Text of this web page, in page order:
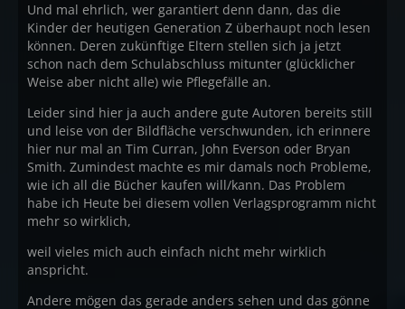
Und mal ehrlich, wer garantiert denn dann, das die
Kinder der heutigen Generation Z überhaupt noch lesen
können. Deren zukünftige Eltern stellen sich ja jetzt
schon nach dem Schulabschluss mitunter (glücklicher
Weise aber nicht alle) wie Pflegefälle an.
Leider sind hier ja auch andere gute Autoren bereits still
und leise von der Bildfläche verschwunden, ich erinnere
hier nur mal an Tim Curran, John Everson oder Bryan
Smith. Zumindest machte es mir damals noch Probleme,
wie ich all die Bücher kaufen will/kann. Das Problem
habe ich Heute bei diesem vollen Verlagsprogramm nicht
mehr so wirklich,
weil vieles mich auch einfach nicht mehr wirklich
anspricht.
Andere mögen das gerade anders sehen und das gönne